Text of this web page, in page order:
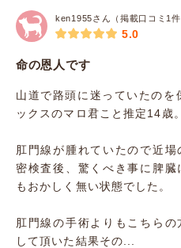
ken1955さん（掲載口コミ1件
5.0
命の恩人です
山道で路頭に迷っていたの
ックスのマロ君こと推定14歳。
肛門線が腫れていたので近
密検査後、驚くべき事に脾
もおかしく無い状態でした。
肛門線の手術よりもこちら
して頂いた結果その...